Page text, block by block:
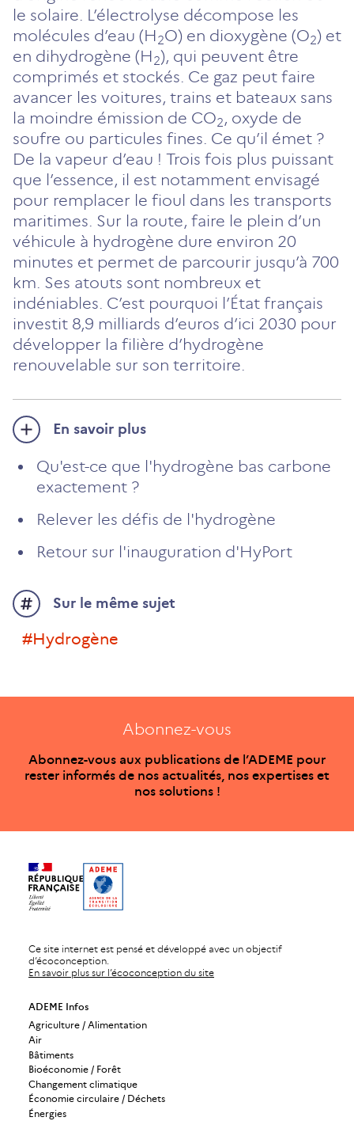
le solaire. L’électrolyse décompose les
molécules d’eau (H2O) en dioxygène (O2) et
en dihydrogène (H2), qui peuvent être
comprimés et stockés. Ce gaz peut faire
avancer les voitures, trains et bateaux sans
la moindre émission de CO2, oxyde de
soufre ou particules fines. Ce qu’il émet ?
De la vapeur d’eau ! Trois fois plus puissant
que l’essence, il est notamment envisagé
pour remplacer le fioul dans les transports
maritimes. Sur la route, faire le plein d’un
véhicule à hydrogène dure environ 20
minutes et permet de parcourir jusqu’à 700
km. Ses atouts sont nombreux et
indéniables. C’est pourquoi l’État français
investit 8,9 milliards d’euros d’ici 2030 pour
développer la filière d’hydrogène
renouvelable sur son territoire.
En savoir plus
Qu'est-ce que l'hydrogène bas carbone
exactement ?
Relever les défis de l'hydrogène
Retour sur l'inauguration d'HyPort
Sur le même sujet
#hydrogène
Abonnez-vous
Abonnez-vous aux publications de l’ADEME pour
rester informés de nos actualités, nos expertises et
nos solutions !
Ce site internet est pensé et développé avec un objectif
d’écoconception.
En savoir plus sur l’écoconception du site
ADEME Infos
Agriculture / Alimentation
Air
Bâtiments
Bioéconomie / Forêt
Changement climatique
Économie circulaire / Déchets
Énergies